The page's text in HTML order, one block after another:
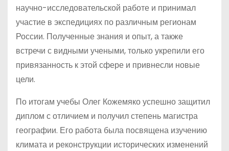
научно-исследовательской работе и принимал
участие в экспедициях по различным регионам
России. Полученные знания и опыт, а также
встречи с видными учеными, только укрепили его
привязанность к этой сфере и привнесли новые
цели.
По итогам учебы Олег Кожемяко успешно защитил
диплом с отличием и получил степень магистра
географии. Его работа была посвящена изучению
климата и реконструкции исторических изменений